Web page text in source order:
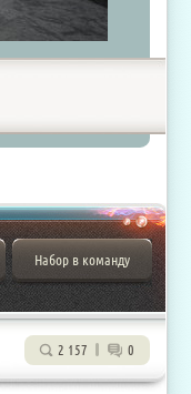
Набор в команду
2 157 0